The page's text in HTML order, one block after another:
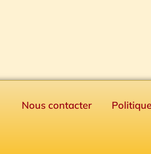
Nous contacter